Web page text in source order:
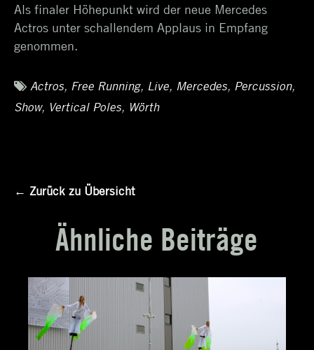
Als finaler Höhepunkt wird der neue Mercedes
Actros unter schallendem Applaus in Empfang
genommen.
Tags
Actros, Free Running, Live, Mercedes, Percussion,
Show, Vertical Poles, Wörth
← Zurück zu Übersicht
Ähnliche Beiträge